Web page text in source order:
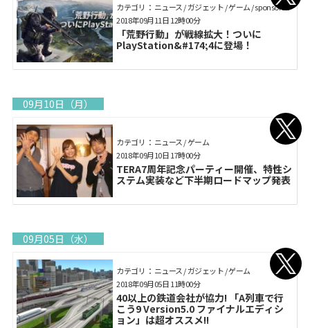
カテゴリ： ニュース / ガジェット / ゲーム / sponsored
「荒野行動」が戦線拡大！ついに
PlayStation&#174;4に登場！
2018年09月11日 12時00分
09月10日（月）
カテゴリ： ニュース / ゲーム
TERA7周年記念パーティー開催、特性シ
ステム実装など下半期ロードマップ発表
2018年09月10日 17時00分
09月05日（水）
カテゴリ： ニュース / ガジェット / ゲーム
40以上の鉄道会社が協力! 「A列車で行
こう9 Version5.0 ファイナルエディシ
ョン」は超オススメ!!
2018年09月05日 11時00分